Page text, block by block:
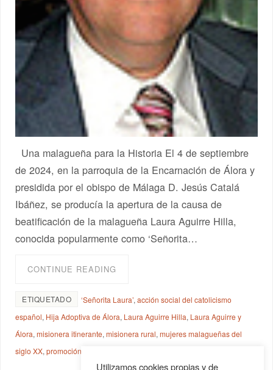
Una malagueña para la Historia El 4 de septiembre
de 2024, en la parroquia de la Encarnación de Álora y
presidida por el obispo de Málaga D. Jesús Catalá
Ibáñez, se producía la apertura de la causa de
beatificación de la malagueña Laura Aguirre Hilla,
conocida popularmente como ‘Señorita…
CONTINUE READING
ETIQUETADO ‘Señorita Laura’,acción social del catolicismo
español, Hija Adoptiva de Álora, Laura Aguirre Hilla, Laura Aguirre y
Álora,misionera itinerante,misionera rural,mujeres malagueñas del
siglo XX,promoción de la mujer
Utilizamos cookies propias y de